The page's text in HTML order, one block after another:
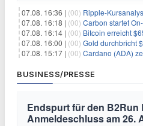
07.08. 16:36 | (00) Ripple-Kursanalyse: Wie tief kann
07.08. 16:18 | (00) Carbon startet On-Chain-
07.08. 16:14 | (00) Bitcoin erreicht $65.000 trotz
07.08. 16:00 | (00) Gold durchbricht $ 4.100-
07.08. 15:17 | (00) Cardano (ADA) zeigt starkes
BUSINESS/PRESSE
Endspurt für den B2Run
Anmeldeschluss am 26.